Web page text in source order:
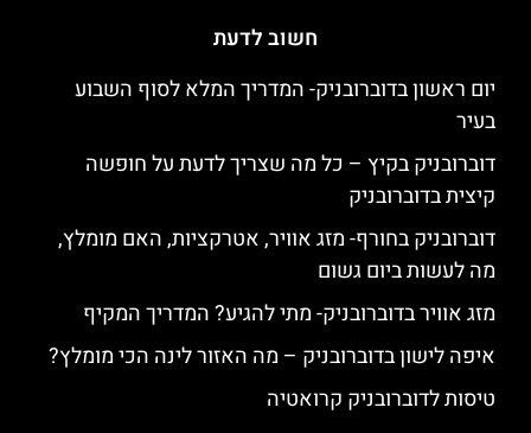
חשוב לדעת
יום ראשון בדוברובניק- המדריך המלא לסוף השבוע
בעיר
דוברובניק בקיץ – כל מה שצריך לדעת על חופשה
קיצית בדוברובניק
דוברובניק בחורף- מזג אוויר, אטרקציות, האם מומלץ,
מה לעשות ביום גשום
מזג אוויר בדוברובניק- מתי להגיע? המדריך המקיף
איפה לישון בדוברובניק – מה האזור לינה הכי מומלץ?
טיסות לדוברובניק קרואטיה